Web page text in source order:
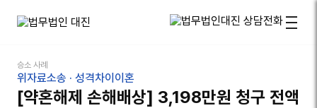
승소 사례
위자료소송 · 성격차이이혼
[약혼해제 손해배상] 3,198만원 청구 전액